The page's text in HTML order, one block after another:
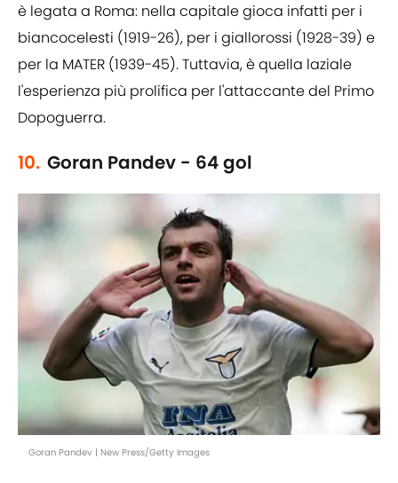
è legata a Roma: nella capitale gioca infatti per i
biancocelesti (1919-26), per i giallorossi (1928-39) e
per la MATER (1939-45). Tuttavia, è quella laziale
l'esperienza più prolifica per l'attaccante del Primo
Dopoguerra.
10. Goran Pandev - 64 gol
Goran Pandev | New Press/Getty Images